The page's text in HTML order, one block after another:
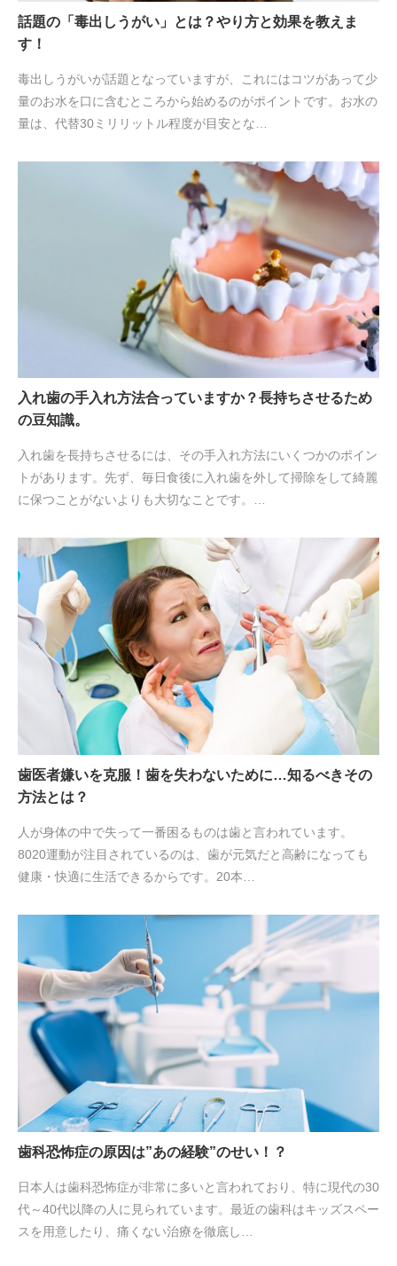
話題の「毒出しうがい」とは？やり方と効果を教えま
す！
毒出しうがいが話題となっていますが、これにはコツがあって少
量のお水を口に含むところから始めるのがポイントです。お水の
量は、代替30ミリリットル程度が目安とな…
入れ歯の手入れ方法合っていますか？長持ちさせるため
の豆知識。
入れ歯を長持ちさせるには、その手入れ方法にいくつかのポイン
トがあります。先ず、毎日食後に入れ歯を外して掃除をして綺麗
に保つことがないよりも大切なことです。…
歯医者嫌いを克服！歯を失わないために…知るべきその
方法とは？
人が身体の中で失って一番困るものは歯と言われています。
8020運動が注目されているのは、歯が元気だと高齢になっても
健康・快適に生活できるからです。20本…
歯科恐怖症の原因は”あの経験”のせい！？
日本人は歯科恐怖症が非常に多いと言われており、特に現代の30
代～40代以降の人に見られています。最近の歯科はキッズスペー
スを用意したり、痛くない治療を徹底し…